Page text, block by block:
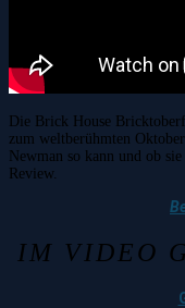
Die Brick House
zum weltberühmten
Newman so kann und ob
Review.
IM VIDEO